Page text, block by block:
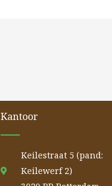
Kantoor
Keilestraat 5 (pand:
Keilewerf 2)